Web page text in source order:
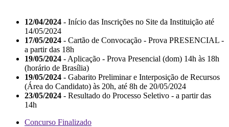
12/04/2024 - Início das Inscrições no Site da Instituição até
14/05/2024
17/05/2024 - Cartão de Convocação - Prova PRESENCIAL -
a partir das 18h
19/05/2024 - Aplicação - Prova Presencial (dom) 14h às 18h
(horário de Brasília)
19/05/2024 - Gabarito Preliminar e Interposição de Recursos
(Área do Candidato) às 20h, até 8h de 20/05/2024
23/05/2024 - Resultado do Processo Seletivo - a partir das
14h
Concurso Finalizado